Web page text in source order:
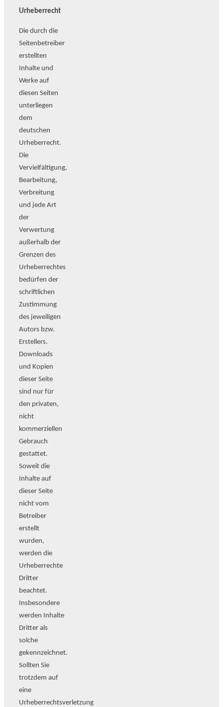
Urheberrecht
Die durch die
Seitenbetreiber
erstellten
Inhalte und
Werke auf
diesen Seiten
unterliegen
dem
deutschen
Urheberrecht.
Die
Vervielfältigung,
Bearbeitung,
Verbreitung
und jede Art
der
Verwertung
außerhalb der
Grenzen des
Urheberrechtes
bedürfen der
schriftlichen
Zustimmung
des jeweiligen
Autors bzw.
Erstellers.
Downloads
und Kopien
dieser Seite
sind nur für
den privaten,
nicht
kommerziellen
Gebrauch
gestattet.
Soweit die
Inhalte auf
dieser Seite
nicht vom
Betreiber
erstellt
wurden,
werden die
Urheberrechte
Dritter
beachtet.
Insbesondere
werden Inhalte
Dritter als
solche
gekennzeichnet.
Sollten Sie
trotzdem auf
eine
Urheberrechtsverletzung